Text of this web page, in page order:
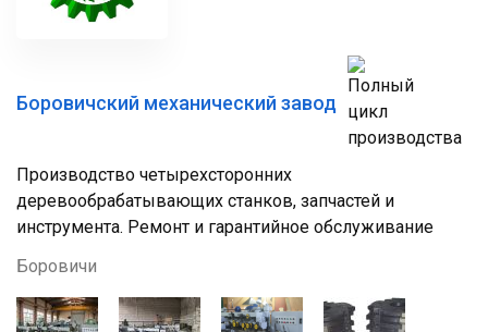
Боровичский механический завод
Производство четырехсторонних
деревообрабатывающих станков, запчастей и
инструмента. Ремонт и гарантийное обслуживание
Боровичи